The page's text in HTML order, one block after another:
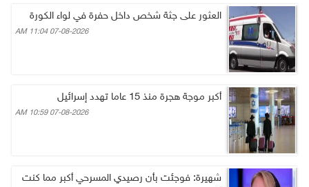
العثور على جثة شخص داخل حفرة في لواء الكورة
07-08-2026 11:04 AM
أكبر موجة هجرة منذ 15 عاما تهدد إسرائيل
07-08-2026 10:59 AM
شهيرة: فوجئت بأن رصيدي المسرحي أكبر مما كنت